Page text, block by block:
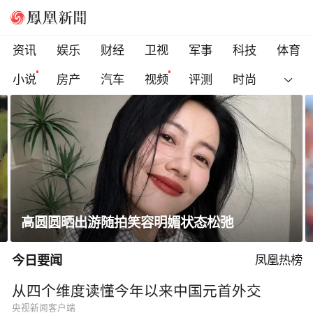
资讯 娱乐 财经 卫视 军事 科技
体育
小说
房产 汽车 视频 评测 时尚
凰家看台｜郑钦文还要在低谷中待多久？
今日要闻 凤凰热榜
从四个维度读懂今年以来中国元首外交
央视新闻客户端